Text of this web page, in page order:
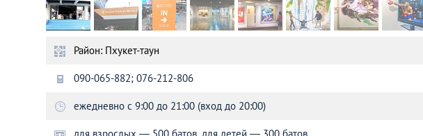
Паттайя
Пхукет
Район: Пхукет-таун
090-065-882; 076-212-806
ежедневно с 9:00 до 21:00 (вход до 20:00)